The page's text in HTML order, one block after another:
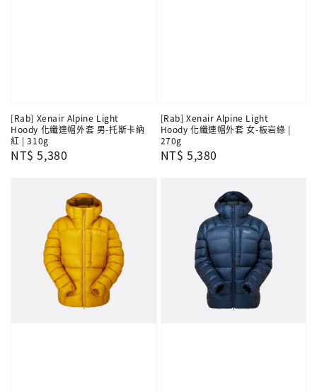
[Rab] Xenair Alpine Light
Hoody 化纖連帽外套 男-托斯卡納
紅 | 310g
Regular
NT$ 5,380
[Rab] Xenair Alpine Light
Hoody 化纖連帽外套 女-板岩綠 |
270g
Regular
NT$ 5,380